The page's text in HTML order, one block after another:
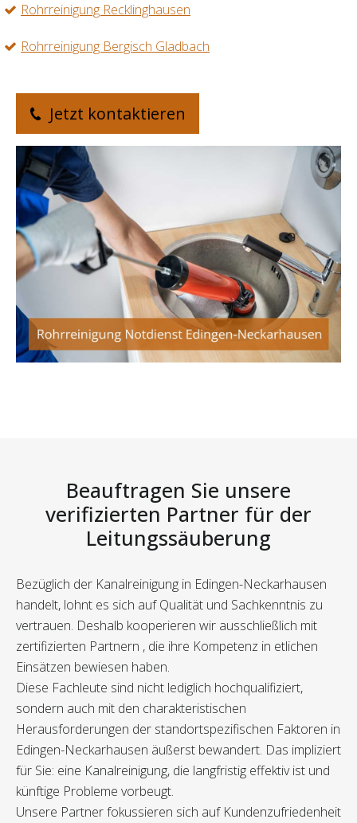
Rohrreinigung Recklinghausen
Rohrreinigung Bergisch Gladbach
Jetzt kontaktieren
Beauftragen Sie unsere
verifizierten Partner für der
Leitungssäuberung
Bezüglich der Kanalreinigung in Edingen-Neckarhausen
handelt, lohnt es sich auf Qualität und Sachkenntnis zu
vertrauen. Deshalb kooperieren wir ausschließlich mit
zertifizierten Partnern , die ihre Kompetenz in etlichen
Einsätzen bewiesen haben.
Diese Fachleute sind nicht lediglich hochqualifiziert,
sondern auch mit den charakteristischen
Herausforderungen der standortspezifischen Faktoren in
Edingen-Neckarhausen äußerst bewandert. Das impliziert
für Sie: eine Kanalreinigung, die langfristig effektiv ist und
künftige Probleme vorbeugt.
Unsere Partner fokussieren sich auf Kundenzufriedenheit